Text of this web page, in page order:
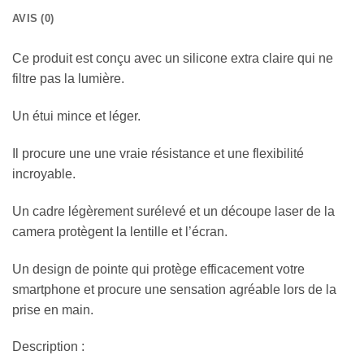
AVIS (0)
Ce produit est conçu avec un silicone extra claire qui ne
filtre pas la lumière.
Un étui mince et léger.
Il procure une une vraie résistance et une flexibilité
incroyable.
Un cadre légèrement surélevé et un découpe laser de la
camera protègent la lentille et l’écran.
Un design de pointe qui protège efficacement votre
smartphone et procure une sensation agréable lors de la
prise en main.
Description :